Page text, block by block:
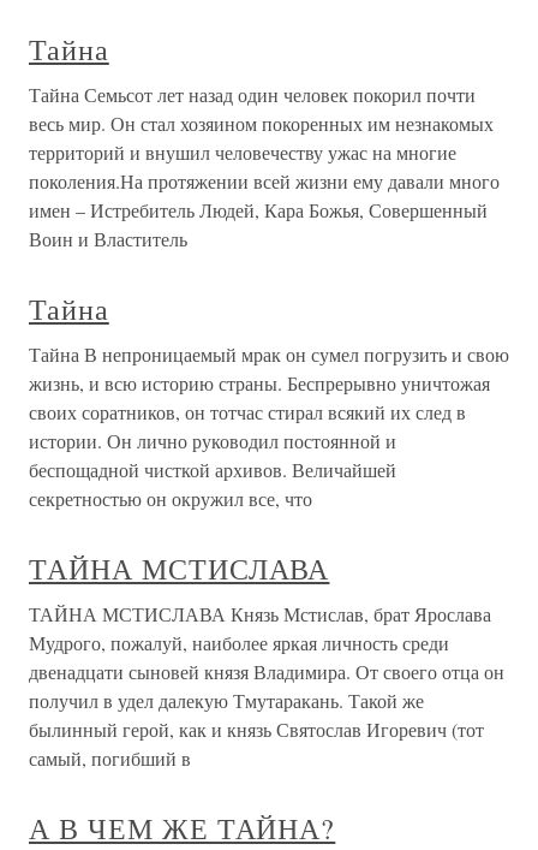
Тайна
Тайна Семьсот лет назад один человек покорил почти
весь мир. Он стал хозяином покоренных им незнакомых
территорий и внушил человечеству ужас на многие
поколения.На протяжении всей жизни ему давали много
имен – Истребитель Людей, Кара Божья, Совершенный
Воин и Властитель
Тайна
Тайна В непроницаемый мрак он сумел погрузить и свою
жизнь, и всю историю страны. Беспрерывно уничтожая
своих соратников, он тотчас стирал всякий их след в
истории. Он лично руководил постоянной и
беспощадной чисткой архивов. Величайшей
секретностью он окружил все, что
ТАЙНА МСТИСЛАВА
ТАЙНА МСТИСЛАВА Князь Мстислав, брат Ярослава
Мудрого, пожалуй, наиболее яркая личность среди
двенадцати сыновей князя Владимира. От своего отца он
получил в удел далекую Тмутаракань. Такой же
былинный герой, как и князь Святослав Игоревич (тот
самый, погибший в
А В ЧЕМ ЖЕ ТАЙНА?